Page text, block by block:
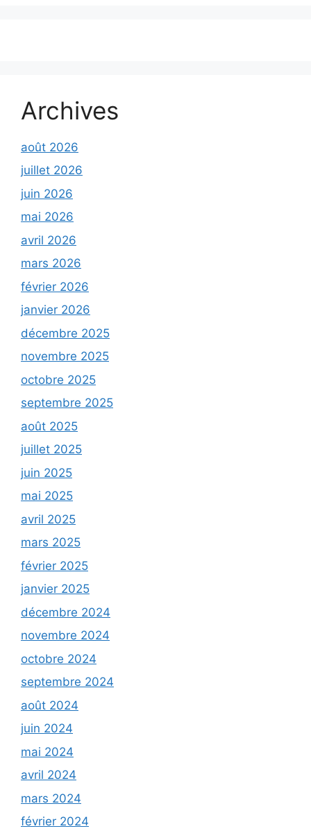
Archives
août 2026
juillet 2026
juin 2026
mai 2026
avril 2026
mars 2026
février 2026
janvier 2026
décembre 2025
novembre 2025
octobre 2025
septembre 2025
août 2025
juillet 2025
juin 2025
mai 2025
avril 2025
mars 2025
février 2025
janvier 2025
décembre 2024
novembre 2024
octobre 2024
septembre 2024
août 2024
juin 2024
mai 2024
avril 2024
mars 2024
février 2024